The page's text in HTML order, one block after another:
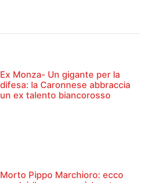
Ex Monza- Un gigante per la
difesa: la Caronnese abbraccia
un ex talento biancorosso
Morto Pippo Marchioro: ecco